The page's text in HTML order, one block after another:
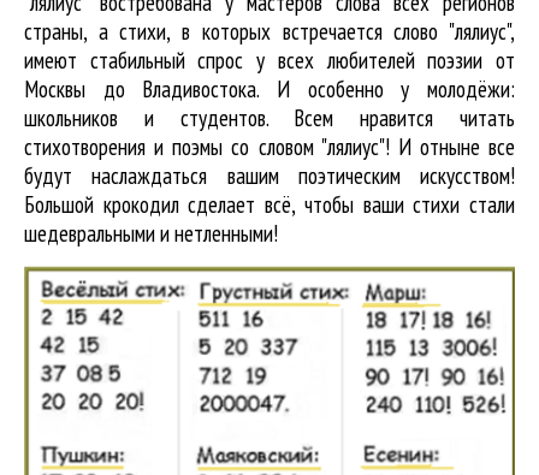
страны, а стихи, в которых встречаетсяслово "лялиус",
имеют стабильный спрос у всех любителей поэзии от
Москвы до Владивостока. И особенно у молодёжи:
школьников и студентов. Всем нравится читать
стихотворения и поэмы со словом "лялиус"! И отныне все
будут наслаждаться вашим поэтическим искусством!
Большой крокодил cделает всё, чтобы ваши стихи стали
шедевральными и нетленными!